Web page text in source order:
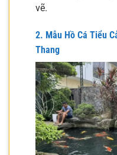
vẽ.
2. Mẫu Hồ Cá Tiểu
Thang